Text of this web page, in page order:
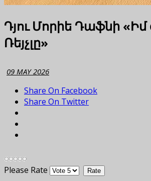
Դյու Մորիե Դաֆնի «Իմ
Ռեյչլը»
09 MAY 2026
Share On Facebook
Share On Twitter
Please Rate